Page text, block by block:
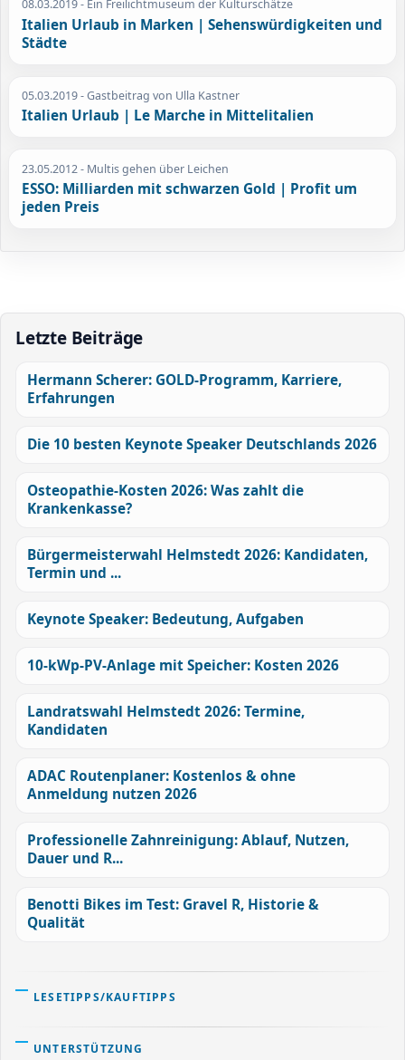
08.03.2019- Ein Freilichtmuseum der Kulturschätze
Italien Urlaub in Marken | Sehenswürdigkeiten und
Städte
05.03.2019- Gastbeitrag von Ulla Kastner
Italien Urlaub | Le Marche in Mittelitalien
23.05.2012- Multis gehen über Leichen
ESSO: Milliarden mit schwarzen Gold | Profit um
jeden Preis
Letzte Beiträge
Hermann Scherer: GOLD-Programm, Karriere,
Erfahrungen
Die 10 besten Keynote Speaker Deutschlands 2026
Osteopathie-Kosten 2026: Was zahlt die
Krankenkasse?
Bürgermeisterwahl Helmstedt 2026: Kandidaten,
Termin und ...
Keynote Speaker: Bedeutung, Aufgaben
10-kWp-PV-Anlage mit Speicher: Kosten 2026
Landratswahl Helmstedt 2026: Termine,
Kandidaten
ADAC Routenplaner: Kostenlos & ohne
Anmeldung nutzen 2026
Professionelle Zahnreinigung: Ablauf, Nutzen,
Dauer und R...
Benotti Bikes im Test: Gravel R, Historie &
Qualität
LESETIPPS/KAUFTIPPS
UNTERSTÜTZUNG